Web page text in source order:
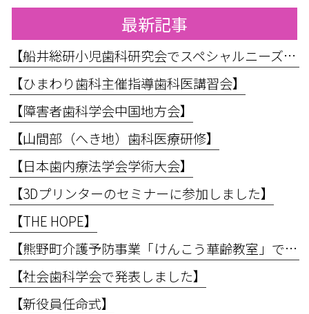
最新記事
【船井総研小児歯科研究会でスペシャルニーズ対応のお話をしてきました】
【ひまわり歯科主催指導歯科医講習会】
【障害者歯科学会中国地方会】
【山間部（へき地）歯科医療研修】
【日本歯内療法学会学術大会】
【3Dプリンターのセミナーに参加しました】
【THE HOPE】
【熊野町介護予防事業「けんこう華齢教室」で講義を行いました】
【社会歯科学会で発表しました】
【新役員任命式】